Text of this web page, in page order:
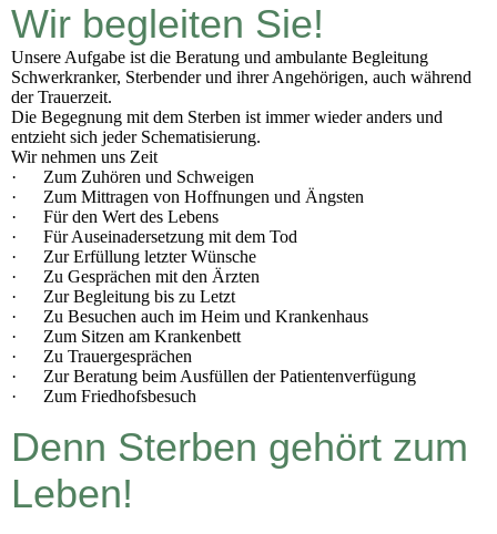
Wir begleiten Sie!
Unsere Aufgabe ist die Beratung und ambulante Begleitung
Schwerkranker, Sterbender und ihrer Angehörigen, auch während
der Trauerzeit.
Die Begegnung mit dem Sterben ist immer wieder anders und
entzieht sich jeder Schematisierung.
Wir nehmen uns Zeit
· Zum Zuhören und Schweigen
· Zum Mittragen von Hoffnungen und Ängsten
· Für den Wert des Lebens
· Für Auseinadersetzung mit dem Tod
· Zur Erfüllung letzter Wünsche
· Zu Gesprächen mit den Ärzten
· Zur Begleitung bis zu Letzt
· Zu Besuchen auch im Heim und Krankenhaus
· Zum Sitzen am Krankenbett
· Zu Trauergesprächen
· Zur Beratung beim Ausfüllen der Patientenverfügung
· Zum Friedhofsbesuch
Denn Sterben gehört zum
Leben!